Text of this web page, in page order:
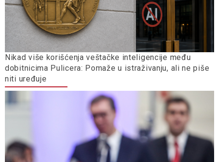
Nikad više korišćenja veštačke inteligencije među
dobitnicima Pulicera: Pomaže u istraživanju, ali ne piše
niti uređuje